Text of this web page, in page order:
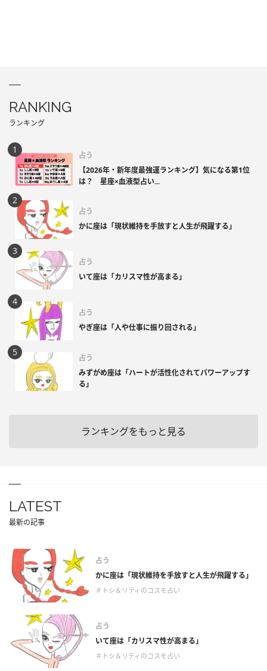
RANKING
ランキング
占う
【2026年・新年度最強運ランキング】気になる第1位
は？ 星座×血液型占い...
占う
かに座は「現状維持を手放すと人生が飛躍する」
占う
いて座は「カリスマ性が高まる」
占う
やぎ座は「人や仕事に振り回される」
占う
みずがめ座は「ハートが活性化されてパワーアップす
る」
ランキングをもっと見る
LATEST
最新の記事
占う
かに座は「現状維持を手放すと人生が飛躍する」
＃トシ＆リティのコスモ占い
占う
いて座は「カリスマ性が高まる」
＃トシ＆リティのコスモ占い